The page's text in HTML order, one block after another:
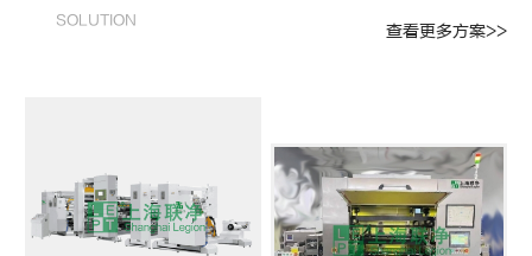
SOLUTION
查看更多方案>>